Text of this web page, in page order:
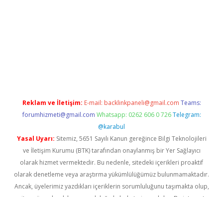
Reklam ve İletişim: E-mail: backlinkpaneli@gmail.com Teams:
forumhizmeti@gmail.com Whatsapp: 0262 606 0 726 Telegram:
@karabul
Yasal Uyarı: Sitemiz, 5651 Sayılı Kanun gereğince Bilgi Teknolojileri
ve İletişim Kurumu (BTK) tarafından onaylanmış bir Yer Sağlayıcı
olarak hizmet vermektedir. Bu nedenle, sitedeki içerikleri proaktif
olarak denetleme veya araştırma yükümlülüğümüz bulunmamaktadır.
Ancak, üyelerimiz yazdıkları içeriklerin sorumluluğunu taşımakta olup,